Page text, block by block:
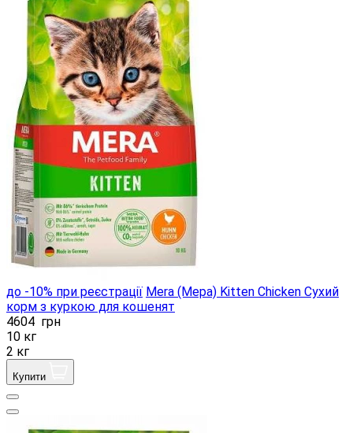
до -10% при реєстрації Mera (Мера) Kitten Chicken Сухий
корм з куркою для кошенят
4604 грн
10 кг
2 кг
Купити